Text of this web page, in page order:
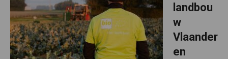
landbou
w
Vlaander
en